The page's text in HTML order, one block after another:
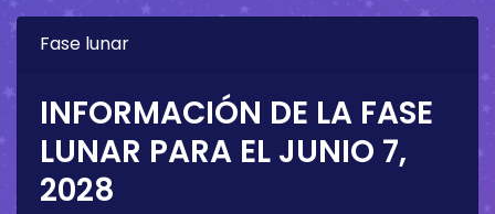
Fase lunar
INFORMACIÓN DE LA FASE
LUNAR PARA EL JUNIO 7,
2028